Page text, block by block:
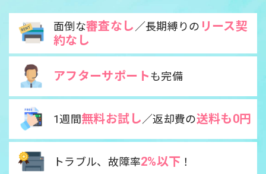
面倒な審査なし ／長期縛りの リース契
約なし
アフターサポートも完備
1週間無料お試し ／返却費の送料も0円
トラブル、故障率2%以下 ！